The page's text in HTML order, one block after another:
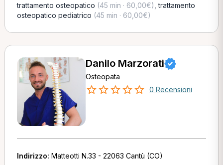
trattamento osteopatico (45 min · 60,00€) ,trattamento
osteopatico pediatrico (45 min · 60,00€)
Danilo Marzorati
Osteopata
0 Recensioni
Indirizzo: Matteotti N.33 - 22063 Cantù (CO)